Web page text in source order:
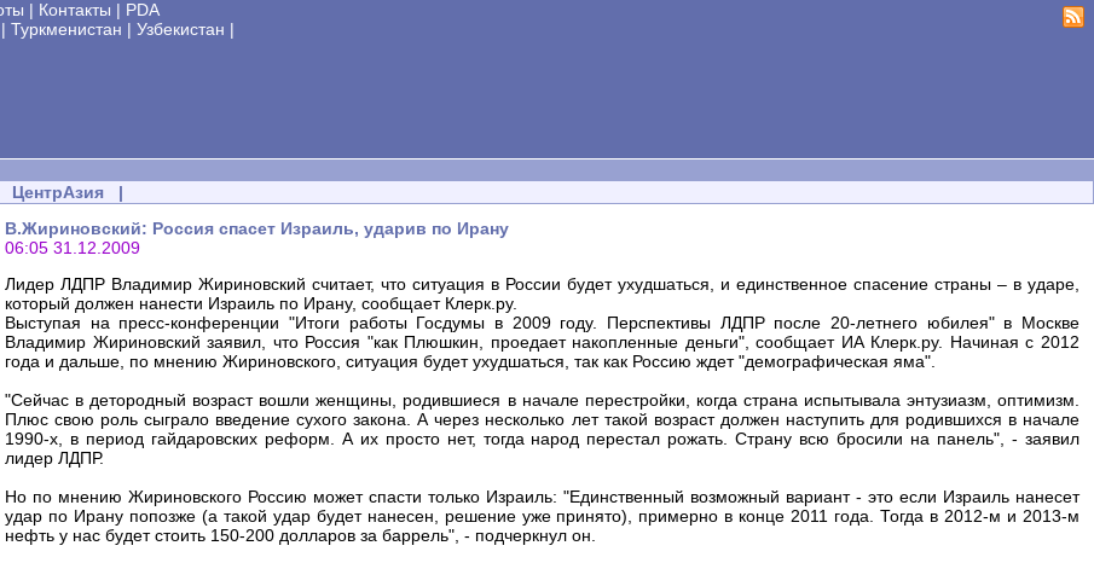
| Контакты | PDA
| Туркменистан | Узбекистан |
ЦентрАзия |
В.Жириновский: Россия спасет Израиль, ударив по Ирану
06:05 31.12.2009
Лидер ЛДПР Владимир Жириновский считает, что ситуация в России будет ухудшаться, и единственное спасение страны – в ударе,
который должен нанести Израиль по Ирану, сообщает Клерк.ру.
Выступая на пресс-конференции "Итоги работы Госдумы в 2009 году. Перспективы ЛДПР после 20-летнего юбилея" в Москве
Владимир Жириновский заявил, что Россия "как Плюшкин, проедает накопленные деньги", сообщает ИА Клерк.ру. Начиная с 2012
года и дальше, по мнению Жириновского, ситуация будет ухудшаться, так как Россию ждет "демографическая яма".
"Сейчас в детородный возраст вошли женщины, родившиеся в начале перестройки, когда страна испытывала энтузиазм, оптимизм.
Плюс свою роль сыграло введение сухого закона. А через несколько лет такой возраст должен наступить для родившихся в начале
1990-х, в период гайдаровских реформ. А их просто нет, тогда народ перестал рожать. Страну всю бросили на панель", - заявил
лидер ЛДПР.
Но по мнению Жириновского Россию может спасти только Израиль: "Единственный возможный вариант - это если Израиль нанесет
удар по Ирану попозже (а такой удар будет нанесен, решение уже принято), примерно в конце 2011 года. Тогда в 2012-м и 2013-м
нефть у нас будет стоить 150-200 долларов за баррель", - подчеркнул он.